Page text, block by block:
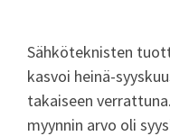
Sähköteknisten
kasvoi heinä-
takaiseen
myynnin arvo oli